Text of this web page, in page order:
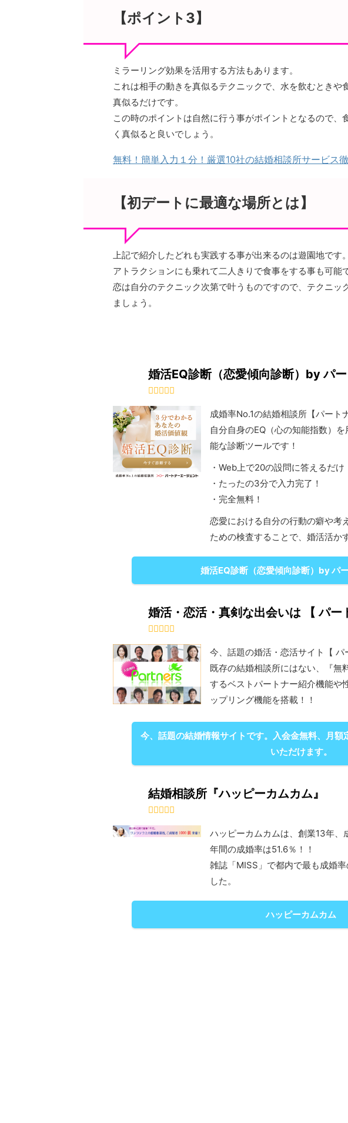
【ポイント3】
ミラーリング効果を活用する方法もあります。
これは相手の動きを真似るテクニックで、水を飲むときや
真似るだけです。
この時のポイントは自然に行う事がポイントとなるので、
く真似ると良いでしょう。
無料！簡単入力１分！厳選10社の結婚相談所サービス徹
【初デートに最適な場所とは】
上記で紹介したどれも実践する事が出来るのは遊園地です。
アトラクションにも乗れて二人きりで食事をする事も可能で
恋は自分のテクニック次第で叶うものですので、テクニッ
ましょう。
婚活EQ診断（恋愛傾向診断）by パ
成婚率No.1の結婚相談所【パート
自分自身のEQ（心の知能指数）
能な診断ツールです！
・Web上で20の設問に答えるだけ
・たったの3分で入力完了！
・完全無料！
恋愛における自分の行動の癖や考
ための検査することで、婚活活か
婚活EQ診断（恋愛傾向診断）by パ
婚活・恋活・真剣な出会いは 【 パー
今、話題の婚活・恋活サイト【 パ
既存の結婚相談所にはない、『無
するベストパートナー紹介機能や
ップリング機能を搭載！！
今、話題の結婚情報サイトです。入会金無料、月
いただけます。
結婚相談所『ハッピーカムカム』
ハッピーカムカムは、創業13年、
年間の成婚率は51.6％！！
雑誌「MISS」で都内で最も成婚
した。
ハッピーカムカム